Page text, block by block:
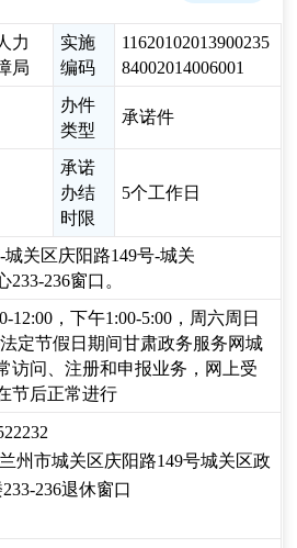
力
局
实施
编码
11620102013900235
84002014006001
办件
类型
承诺件
承诺
办结
时限
5个工作日
关区庆阳路149号-城关
233-236窗口。
12:00，下午1:00-5:00，周六周日
法定节假日期间甘肃政务服务网城
访问、注册和申报业务，网上受
节后正常进行
州市城关区庆阳路149号城关区政
236退休窗口